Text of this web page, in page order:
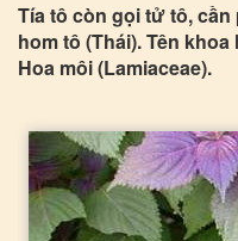
Tía tô còn gọi tử tô, cần
hom tô (Thái). Tên
Hoa môi (Lamiaceae).